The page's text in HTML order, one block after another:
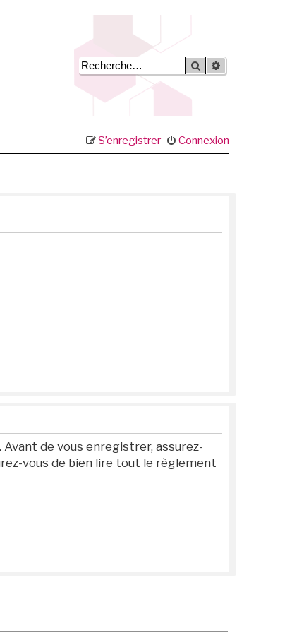
Rechercher
Connexion
S’enregistrer
de vous enregistrer, assurez-
vous de bien lire tout le règlement